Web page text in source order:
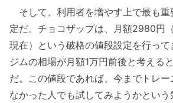
そして、利用者を増やす上で最も重
定だ。チョコザップは、月額2980円
現在）という破格の値段設定を行っ
ジムの相場が月額1万円前後と考える
だ。この値段であれば、今までトレ
なかった人でも試してみようかという